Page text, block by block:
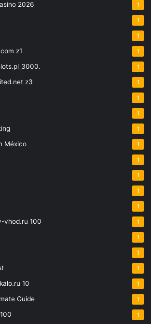
2026 1
1
1
z1 1
1
z3 1
1
1
1
México 1
1
1
1
1
vhod.ru 100 1
1
1
1
10 1
Guide 1
1